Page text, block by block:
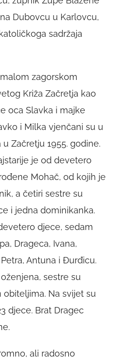
Dubovcu u Karlovcu,
sadržaja
zagorskom
Križa Začretja kao
oca Slavka i majke
i Milka vjenčani su u
Začretju 1955. godine.
je od devetero
Mohač, od kojih je
a četiri sestre su
i jedna dominikanka.
djece, sedam
Drageca, Ivana,
Antuna i Đurđicu.
sestre su
Na svijet su
djece. Brat Dragec
ali radosno